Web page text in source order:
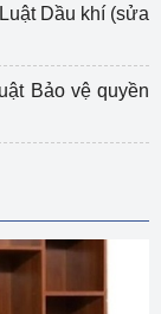
Dầu khí (sửa
Bảo vệ quyền